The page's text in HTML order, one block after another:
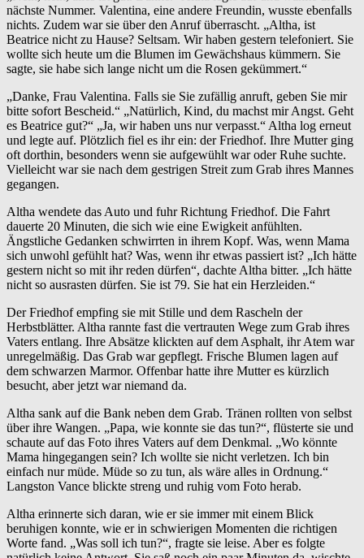
nächste Nummer. Valentina, eine andere Freundin, wusste ebenfalls
nichts. Zudem war sie über den Anruf überrascht. „Altha, ist
Beatrice nicht zu Hause? Seltsam. Wir haben gestern telefoniert. Sie
wollte sich heute um die Blumen im Gewächshaus kümmern. Sie
sagte, sie habe sich lange nicht um die Rosen gekümmert.“
„Danke, Frau Valentina. Falls sie Sie zufällig anruft, geben Sie mir
bitte sofort Bescheid.“ „Natürlich, Kind, du machst mir Angst. Geht
es Beatrice gut?“ „Ja, wir haben uns nur verpasst.“ Altha log erneut
und legte auf. Plötzlich fiel es ihr ein: der Friedhof. Ihre Mutter ging
oft dorthin, besonders wenn sie aufgewühlt war oder Ruhe suchte.
Vielleicht war sie nach dem gestrigen Streit zum Grab ihres Mannes
gegangen.
Altha wendete das Auto und fuhr Richtung Friedhof. Die Fahrt
dauerte 20 Minuten, die sich wie eine Ewigkeit anfühlten.
Ängstliche Gedanken schwirrten in ihrem Kopf. Was, wenn Mama
sich unwohl gefühlt hat? Was, wenn ihr etwas passiert ist? „Ich hätte
gestern nicht so mit ihr reden dürfen“, dachte Altha bitter. „Ich hätte
nicht so ausrasten dürfen. Sie ist 79. Sie hat ein Herzleiden.“
Der Friedhof empfing sie mit Stille und dem Rascheln der
Herbstblätter. Altha rannte fast die vertrauten Wege zum Grab ihres
Vaters entlang. Ihre Absätze klickten auf dem Asphalt, ihr Atem war
unregelmäßig. Das Grab war gepflegt. Frische Blumen lagen auf
dem schwarzen Marmor. Offenbar hatte ihre Mutter es kürzlich
besucht, aber jetzt war niemand da.
Altha sank auf die Bank neben dem Grab. Tränen rollten von selbst
über ihre Wangen. „Papa, wie konnte sie das tun?“, flüsterte sie und
schaute auf das Foto ihres Vaters auf dem Denkmal. „Wo könnte
Mama hingegangen sein? Ich wollte sie nicht verletzen. Ich bin
einfach nur müde. Müde so zu tun, als wäre alles in Ordnung.“
Langston Vance blickte streng und ruhig vom Foto herab.
Altha erinnerte sich daran, wie er sie immer mit einem Blick
beruhigen konnte, wie er in schwierigen Momenten die richtigen
Worte fand. „Was soll ich tun?“, fragte sie leise. Aber es folgte